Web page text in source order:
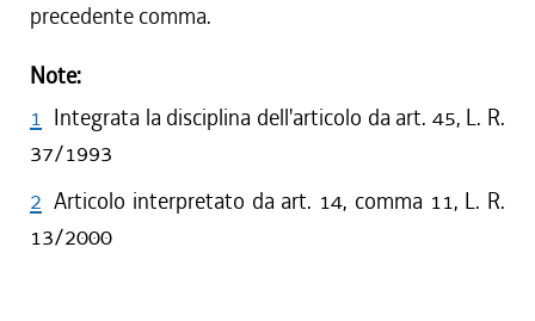
precedente comma.
Note:
1 Integrata la disciplina dell'articolo da art. 45, L. R.
37/1993
2 Articolo interpretato da art. 14, comma 11, L. R.
13/2000